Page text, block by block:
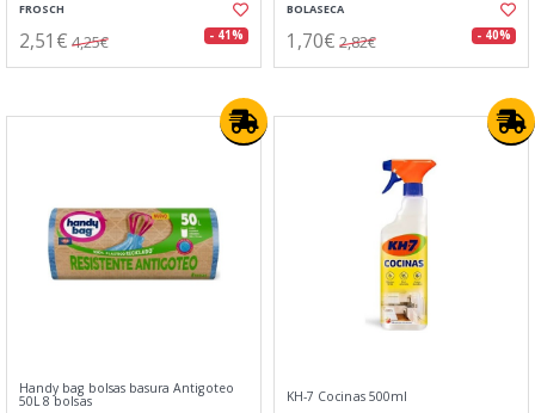
FROSCH
2,51€ 4,25€ - 41%
BOLASECA
1,70€ 2,82€ - 40%
Handy bag bolsas basura Antigoteo
50L 8 bolsas KH-7 Cocinas 500ml